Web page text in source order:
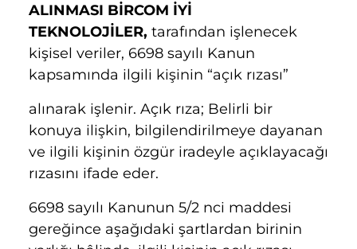
ALINMASI BİRCOM İYİ
TEKNOLOJİLER, tarafından işlenecek
kişisel veriler, 6698 sayılı Kanun
kapsamında ilgili kişinin “açık rızası”
alınarak işlenir. Açık rıza; Belirli bir
konuya ilişkin, bilgilendirilmeye dayanan
ve ilgili kişinin özgür iradeyle açıklayacağı
rızasını ifade eder.
6698 sayılı Kanunun 5/2 nci maddesi
gereğince aşağıdaki şartlardan birinin